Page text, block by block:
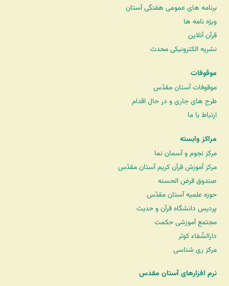
برنامه های عمومی هفتگی آستان
ویژه نامه ها
قرآن آنلاین
نشریه الکترونیکی محدث
موقوفات
موقوفات آستان مقدّس
طرح های جاری و در حال اقدام
ارتباط با ما
مراکز وابسته
مرکز نجوم و آسمان نما
مرکز آموزش قرآن کریم آستان مقدّس
صندوق قرض الحسنه
حوزه علمیه آستان مقدّس
پردیس دانشگاه قرآن و حدیث
مجتمع آموزشی حکمت
دارالشّفاء کوثر
مرکز ری شناسی
نرم افزارهای آستان مقدس